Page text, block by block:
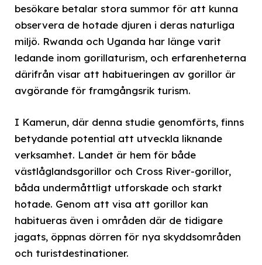
besökare betalar stora summor för att kunna
observera de hotade djuren i deras naturliga
miljö. Rwanda och Uganda har länge varit
ledande inom gorillaturism, och erfarenheterna
därifrån visar att habitueringen av gorillor är
avgörande för framgångsrik turism.
I Kamerun, där denna studie genomförts, finns
betydande potential att utveckla liknande
verksamhet. Landet är hem för både
västlåglandsgorillor och Cross River-gorillor,
båda undermåttligt utforskade och starkt
hotade. Genom att visa att gorillor kan
habitueras även i områden där de tidigare
jagats, öppnas dörren för nya skyddsområden
och turistdestinationer.